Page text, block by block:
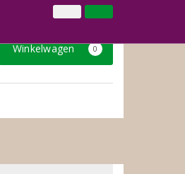
Klantenservice
Winkelwagen 0